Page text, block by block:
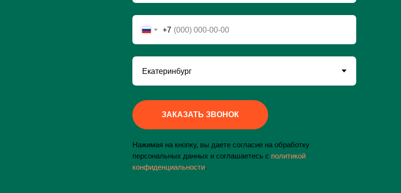
+7
ЗАКАЗАТЬ ЗВОНОК
Нажимая на кнопку, вы даете согласие на обработку
персональных данных и соглашаетесь c политикой
конфиденциальности.